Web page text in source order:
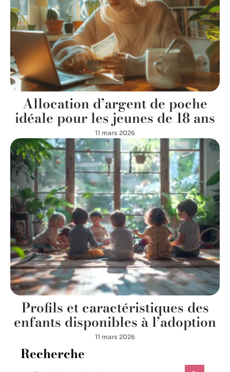
Allocation d’argent de poche
idéale pour les jeunes de 18 ans
11 mars 2026
Profils et caractéristiques des
enfants disponibles à l’adoption
11 mars 2026
Recherche